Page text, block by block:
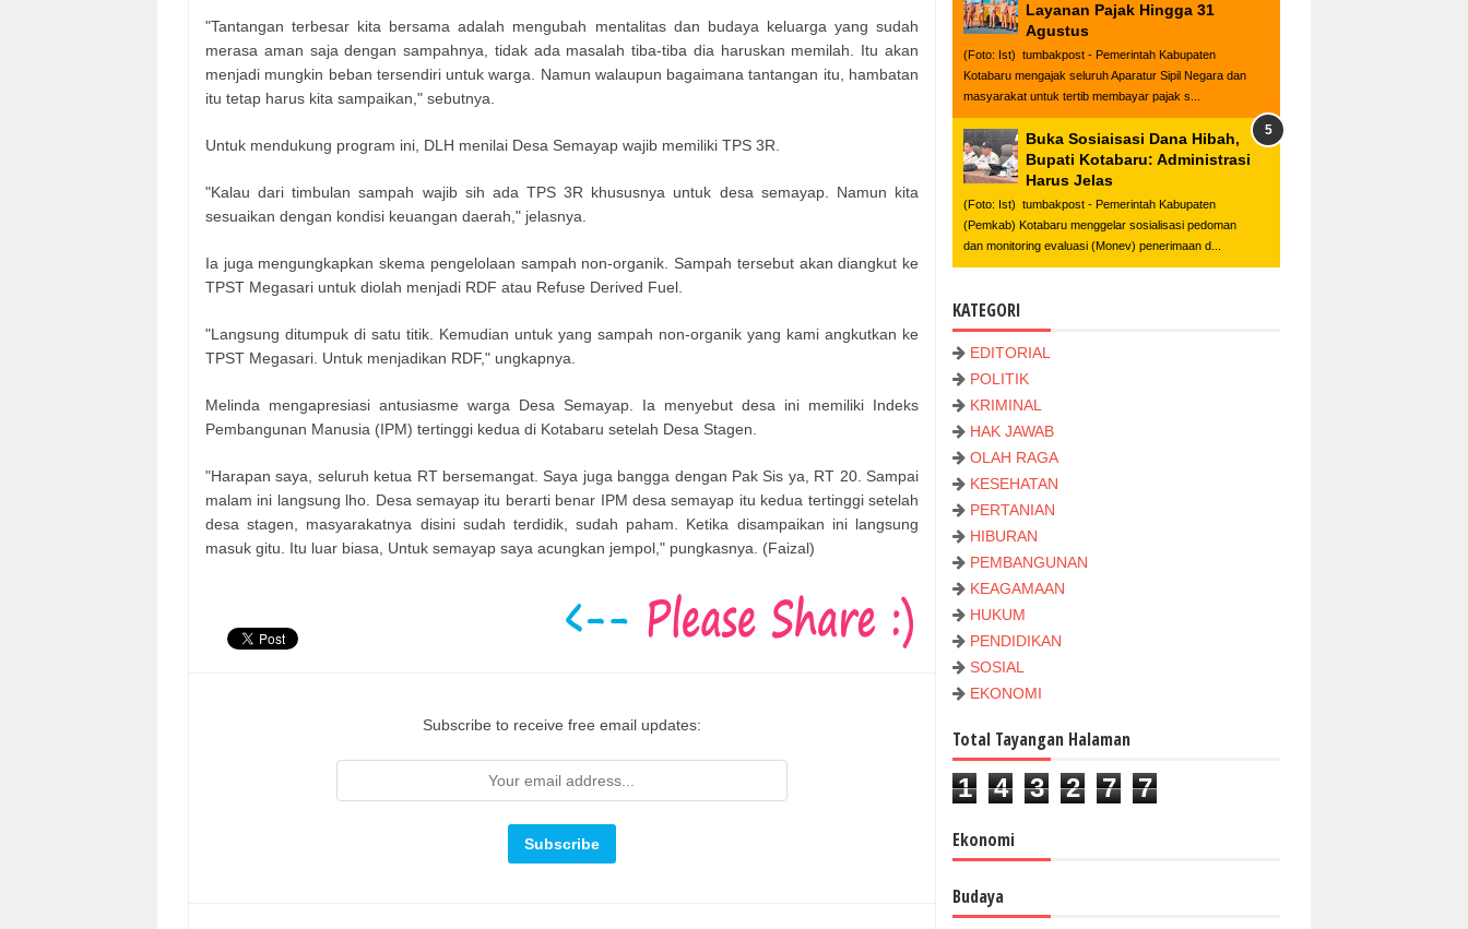
"Tantangan terbesar kita bersama adalah mengubah mentalitas dan budaya keluarga yang sudah
merasa aman saja dengan sampahnya, tidak ada masalah tiba-tiba dia haruskan memilah. Itu akan
menjadi mungkin beban tersendiri untuk warga. Namun walaupun bagaimana tantangan itu, hambatan
itu tetap harus kita sampaikan," sebutnya.
Untuk mendukung program ini, DLH menilai Desa Semayap wajib memiliki TPS 3R.
"Kalau dari timbulan sampah wajib sih ada TPS 3R khususnya untuk desa semayap. Namun kita
sesuaikan dengan kondisi keuangan daerah," jelasnya.
Ia juga mengungkapkan skema pengelolaan sampah non-organik. Sampah tersebut akan diangkut ke
TPST Megasari untuk diolah menjadi RDF atau Refuse Derived Fuel.
"Langsung ditumpuk di satu titik. Kemudian untuk yang sampah non-organik yang kami angkutkan ke
TPST Megasari. Untuk menjadikan RDF," ungkapnya.
Melinda mengapresiasi antusiasme warga Desa Semayap. Ia menyebut desa ini memiliki Indeks
Pembangunan Manusia (IPM) tertinggi kedua di Kotabaru setelah Desa Stagen.
"Harapan saya, seluruh ketua RT bersemangat. Saya juga bangga dengan Pak Sis ya, RT 20. Sampai
malam ini langsung lho. Desa semayap itu berarti benar IPM desa semayap itu kedua tertinggi setelah
desa stagen, masyarakatnya disini sudah terdidik, sudah paham. Ketika disampaikan ini langsung
masuk gitu. Itu luar biasa, Untuk semayap saya acungkan jempol," pungkasnya. (Faizal)
Subscribe to receive free email updates:
Layanan Pajak Hingga 31
Agustus
(Foto: Ist) tumbakpost - Pemerintah Kabupaten
Kotabaru mengajak seluruh Aparatur Sipil Negara dan
masyarakat untuk tertib membayar pajak s...
Buka Sosiaisasi Dana Hibah,
Bupati Kotabaru: Administrasi
Harus Jelas
(Foto: Ist) tumbakpost - Pemerintah Kabupaten
(Pemkab) Kotabaru menggelar sosialisasi pedoman
dan monitoring evaluasi (Monev) penerimaan d...
KATEGORI
EDITORIAL
POLITIK
KRIMINAL
HAK JAWAB
OLAH RAGA
KESEHATAN
PERTANIAN
HIBURAN
PEMBANGUNAN
KEAGAMAAN
HUKUM
PENDIDIKAN
SOSIAL
EKONOMI
Total Tayangan Halaman
1 4 3 2 7 7
Ekonomi
Budaya